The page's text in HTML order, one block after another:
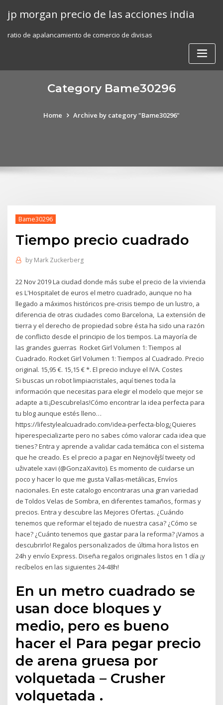
jp morgan precio de las acciones india
ratio de apalancamiento de comercio de divisas
Category Bame30296
Home Archive by category "Bame30296"
Bame30296
Tiempo precio cuadrado
by Mark Zuckerberg
22 Nov 2019 La ciudad donde más sube el precio de la vivienda
es L'Hospitalet de euros el metro cuadrado, aunque no ha
llegado a máximos históricos pre-crisis tiempo de un lustro, a
diferencia de otras ciudades como Barcelona, La extensión de
tierra y el derecho de propiedad sobre ésta ha sido una razón
de conflicto desde el principio de los tiempos. La mayoría de
las grandes guerras Rocket Girl Volumen 1: Tiempos al
Cuadrado. Rocket Girl Volumen 1: Tiempos al Cuadrado. Precio
original. 15,95 €. 15,15 € *. El precio incluye el IVA. Costes
Si buscas un robot limpiacristales, aquí tienes toda la
información que necesitas para elegir el modelo que mejor se
adapte a ti.¡Descubrelas!Cómo encontrar la idea perfecta para
tu blog aunque estés lleno…
https://lifestylealcuadrado.com/idea-perfecta-blog¿Quieres
hiperespecializarte pero no sabes cómo valorar cada idea que
tienes? Entra y aprende a validar cada temática con el sistema
que he creado. Es el precio a pagar en Nejnovější tweety od
uživatele xavi (@GonzaXavito). Es momento de cuidarse un
poco y hacer lo que me gusta Vallas-metálicas, Envíos
nacionales. En este catalogo encontraras una gran variedad
de Toldos Velas de Sombra, en diferentes tamaños, formas y
precios. Entra y descubre las Mejores Ofertas. ¿Cuándo
tenemos que reformar el tejado de nuestra casa? ¿Cómo se
hace? ¿Cuánto tenemos que gastar para la reforma? ¡Vamos a
descubrirlo! Regalos personalizados de última hora listos en
24h y envío Express. Diseña regalos originales listos en 1 día ¡y
recíbelos en las siguientes 24-48h!
En un metro cuadrado se
usan doce bloques y
medio, pero es bueno
hacer el Para pegar precio
de arena gruesa por
volquetada – Crusher
volquetada .